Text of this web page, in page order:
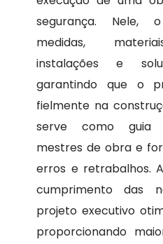
segurança. Nele,
medidas,
instalações e
garantindo que o
fielmente na
serve como guia
mestres de obra e
erros e retrabalhos.
cumprimento das
projeto executivo
proporcionando